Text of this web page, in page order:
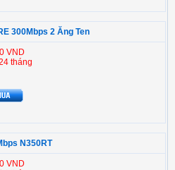
300Mbps 2 Ăng Ten
VND
tháng
N350RT
VND